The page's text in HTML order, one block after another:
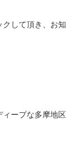
クして頂き、お知
ープな多摩地区